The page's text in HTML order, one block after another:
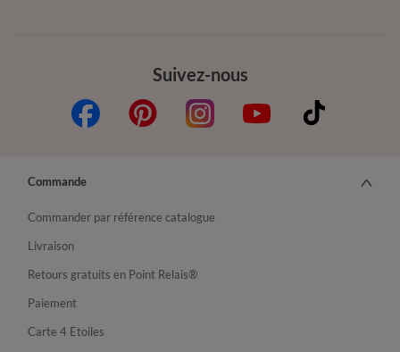
Suivez-nous
Commande
Commander par référence catalogue
Livraison
Retours gratuits en Point Relais®
Paiement
Carte 4 Etoiles